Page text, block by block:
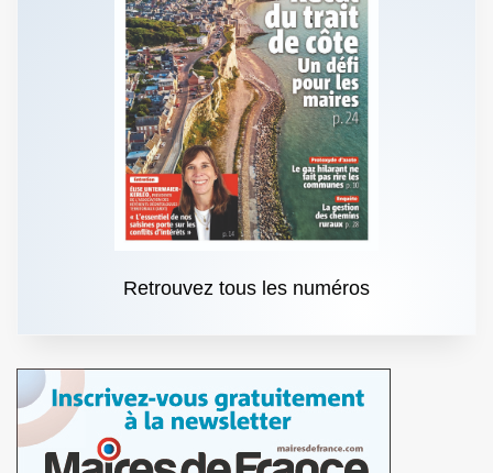
Retrouvez tous les numéros